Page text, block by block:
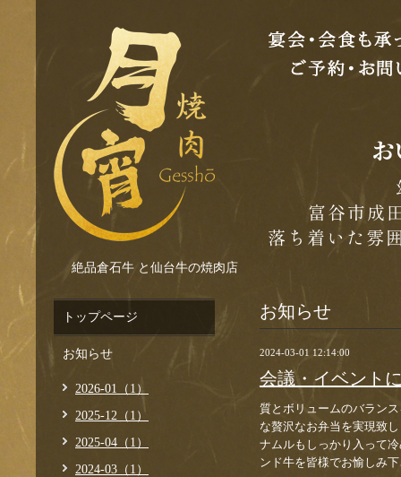
絶品倉石牛 と仙台牛の焼肉店
お知らせ
2024-03-01 12:14:00
会議・イベント
質とボリュームのバラン
な贅沢なお弁当を実現致
ナムルもしっかり入って
ンド牛を皆様でお愉しみ
トップページ
お知らせ
2026-01（1）
2025-12（1）
2025-04（1）
2024-03（1）